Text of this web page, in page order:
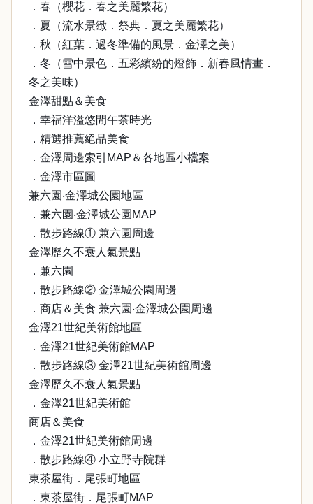
．春（櫻花．春之美麗繁花）
．夏（流水景緻．祭典．夏之美麗繁花）
．秋（紅葉．過冬準備的風景．金澤之美）
．冬（雪中景色．五彩繽紛的燈飾．新春風情畫．
冬之美味）
金澤甜點＆美食
．幸福洋溢悠閒午茶時光
．精選推薦絕品美食
．金澤周邊索引MAP＆各地區小檔案
．金澤市區圖
兼六園‧金澤城公園地區
．兼六園‧金澤城公園MAP
．散步路線① 兼六園周邊
金澤歷久不衰人氣景點
．兼六園
．散步路線② 金澤城公園周邊
．商店＆美食 兼六園‧金澤城公園周邊
金澤21世紀美術館地區
．金澤21世紀美術館MAP
．散步路線③ 金澤21世紀美術館周邊
金澤歷久不衰人氣景點
．金澤21世紀美術館
商店＆美食
．金澤21世紀美術館周邊
．散步路線④ 小立野寺院群
東茶屋街．尾張町地區
．東茶屋街．尾張町MAP